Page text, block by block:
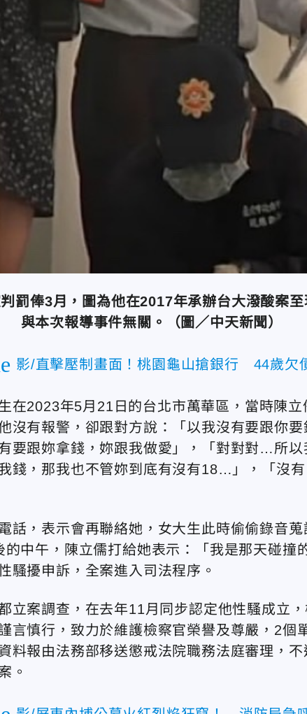
罰俸3月，圖為他在2017年承辦台大潑酸案
與本次報導事件無關。（圖／中天新聞）
影/直擊壓制畫面！桃園龜山搶銀行 44歲欠
在2023年5月21日的台北市萬華區，當時陳
沒有報警，卻跟對方說：「以我沒有要跟你
要跟妳拿錢，妳跟我做愛」，「對對對…所以
錢，那我也不管妳到底有沒有18…」，「沒
話，表示會再聯絡她，女大生此時偷偷錄音
中午，陳立儒打給她表示：「我是那天碰撞
騷擾申訴，全案進入司法程序。
立案調查，在去年11月同步認定他性騷成立
言慎行，致力於維護檢察官榮譽及尊嚴，2個
料報由法務部移送懲戒法院職務法庭審理，
。